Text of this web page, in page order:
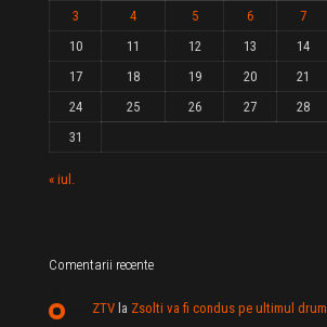
3
4 5 6 7
10
11 12 13 14
17
18 19 20 21
24
25 26 27 28
31
« iul.
Comentarii recente
ZTV la Zsolti va fi condus pe ultimul drum